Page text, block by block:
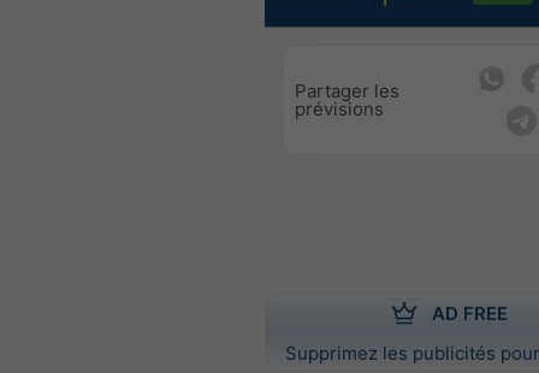
Partager les
prévisions
AD FREE
Supprimez les publicités